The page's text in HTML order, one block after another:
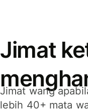
Jimat
Jimat wang
lebih 40+ mata